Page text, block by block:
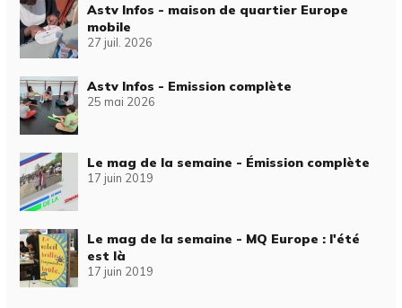
Astv Infos - maison de quartier Europe
mobile
27 juil. 2026
Astv Infos - Emission complète
25 mai 2026
Le mag de la semaine - Émission complète
17 juin 2019
Le mag de la semaine - MQ Europe : l'été
est là
17 juin 2019